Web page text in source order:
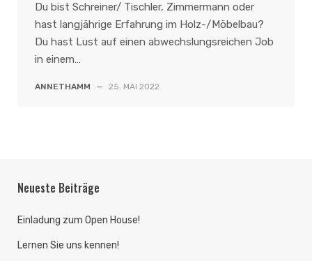
Du bist Schreiner/ Tischler, Zimmermann oder
hast langjährige Erfahrung im Holz-/Möbelbau?
Du hast Lust auf einen abwechslungsreichen Job
in einem…
ANNETHAMM — 25. MAI 2022
Neueste Beiträge
Einladung zum Open House!
Lernen Sie uns kennen!